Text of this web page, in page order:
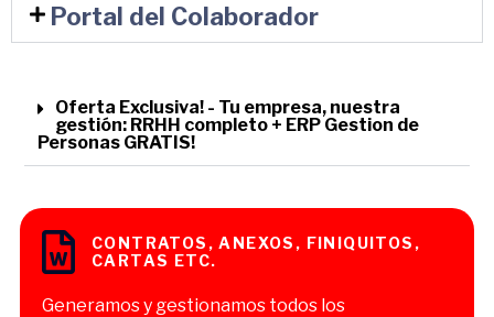
Portal del Colaborador
Oferta Exclusiva! - Tu empresa, nuestra
gestión: RRHH completo + ERP Gestion de
Personas GRATIS!
CONTRATOS, ANEXOS, FINIQUITOS,
CARTAS ETC.
Generamos y gestionamos todos los